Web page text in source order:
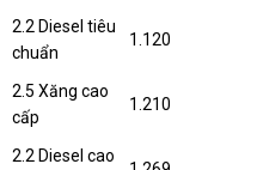
2.2 Diesel tiêu
chuẩn
1.120
2.5 Xăng cao
cấp
1.210
2.2 Diesel cao